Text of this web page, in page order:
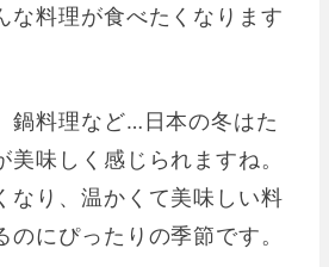
な料理が食べたくなります
鍋料理など…日本の冬はた
美味しく感じられますね。
なり、温かくて美味しい料
にぴったりの季節です。